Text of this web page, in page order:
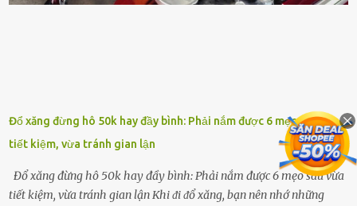
Đổ xăng đừng hô 50k hay đầy bình: Phải nắm được 6 mẹo sau vừa
tiết kiệm, vừa tránh gian lận
Đổ xăng đừng hô 50k hay đầy bình: Phải nắm được 6 mẹo sau vừa
tiết kiệm, vừa tránh gian lận Khi ᵭi ᵭổ xăng, bạn nên nhớ những